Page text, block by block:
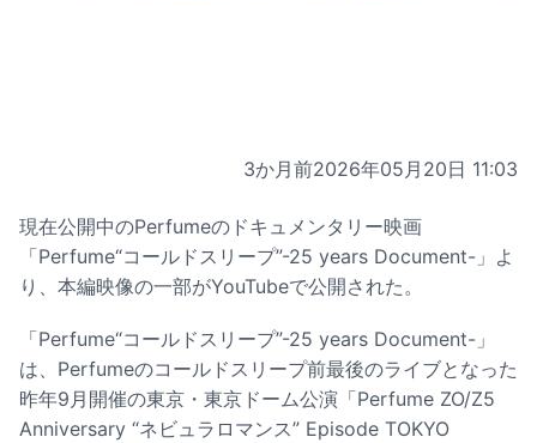
3か月前2026年05月20日 11:03
現在公開中のPerfumeのドキュメンタリー映画
「Perfume“コールドスリープ”-25 years Document-」よ
り、本編映像の一部がYouTubeで公開された。
「Perfume“コールドスリープ”-25 years Document-」
は、Perfumeのコールドスリープ前最後のライブとなった
昨年9月開催の東京・東京ドーム公演「Perfume ZO/Z5
Anniversary “ネビュラロマンス” Episode TOKYO